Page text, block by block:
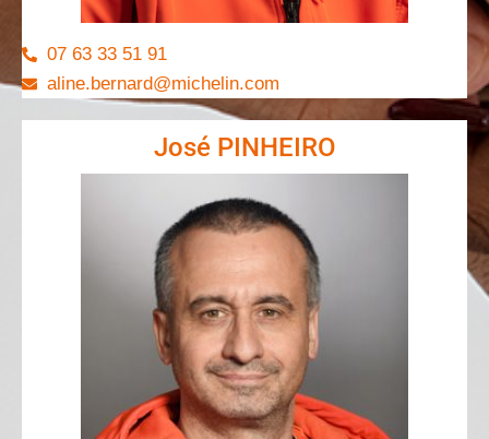
07 63 33 51 91
aline.bernard@michelin.com
José PINHEIRO